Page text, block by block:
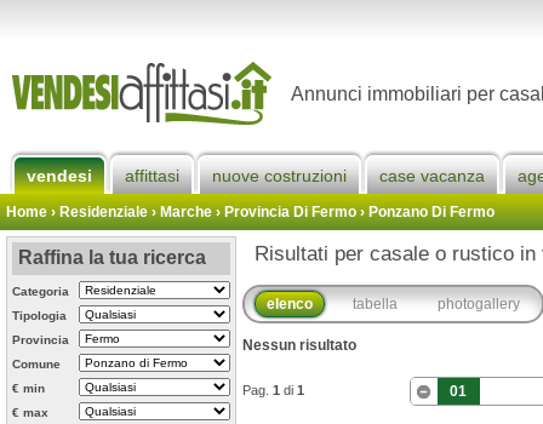
Annunci immobiliari per
vendesi affittasi nuove costruzioni case vacanza
Home› Residenziale › Marche ›Provincia Di Fermo›Ponzano Di Fermo
Raffina la tua ricerca
Categoria
Tipologia
Provincia
Comune
€ min
€ max
Risultati per casale o rustico
elenco tabella photogallery
Nessun risultato
Pag. 1 di 1 01